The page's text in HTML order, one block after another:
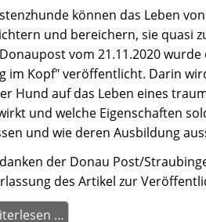
können das Leben
und bereichern, sie quasi
vom 21.11.2020
im Kopf" veröffentlicht. Darin
Hund auf das Leben eines
und welche Eigenschaften
und wie deren Ausbildung
der Donau Post/
des Artikel zur
…